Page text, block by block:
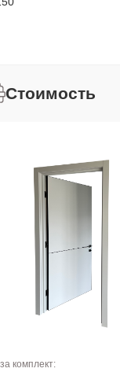
Стоимость
комплект: